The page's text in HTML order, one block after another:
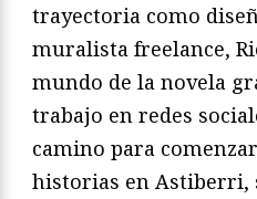
trayectoria como
muralista freelance,
mundo de la novela
trabajo en redes
camino para
historias en Astiberri,